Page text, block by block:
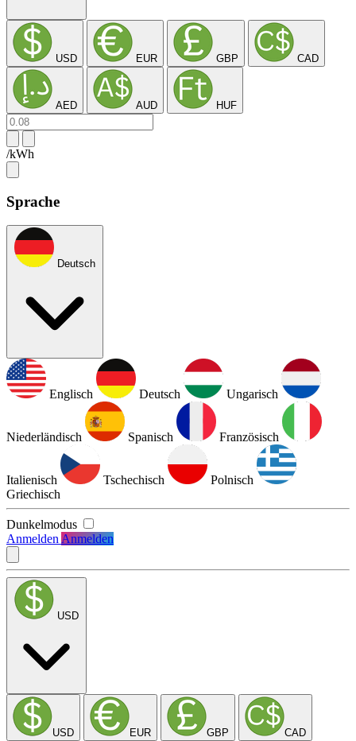
USD EUR GBP CAD
AED AUD HUF
/kWh
Sprache
Deutsch
Englisch Deutsch Ungarisch
Niederländisch Spanisch Französisch
Italienisch Tschechisch
Polnisch
Griechisch
Dunkelmodus
AnmeldenAnmelden
USD
USD EUR GBP CAD